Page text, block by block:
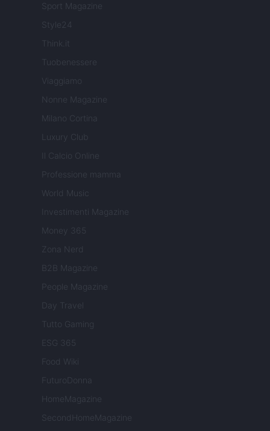
Sport Magazine
Style24
Think.it
Tuobenessere
Viaggiamo
Nonne Magazine
Milano Cortina
Luxury Club
Il Calcio Online
Professione mamma
World Music
Investimenti Magazine
Money 365
Zona Nerd
B2B Magazine
People Magazine
Day Travel
Tutto Gaming
ESG 365
Food Wiki
FuturoDonna
HomeMagazine
SecondHomeMagazine